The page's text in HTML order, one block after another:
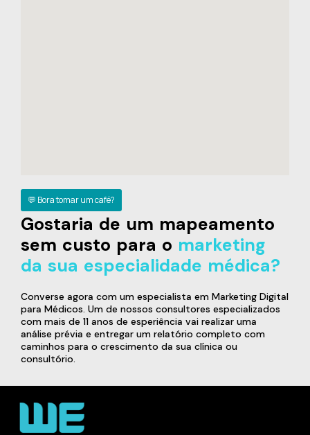
💬 Bora tomar um café?
Gostaria de um mapeamento
sem custo para o marketing
da sua especialidade médica?
Converse agora com um especialista em Marketing Digital
para Médicos. Um de nossos consultores especializados
com mais de 11 anos de esperiência vai realizar uma
análise prévia e entregar um relatório completo com
caminhos para o crescimento da sua clínica ou
consultório.